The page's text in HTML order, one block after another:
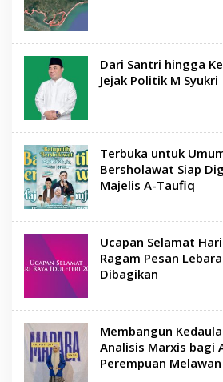
Dari Santri hingga
Jejak Politik M Syukri
Terbuka untuk
Bersholawat Siap
Majelis A-Taufiq
Ucapan Selamat
Ragam Pesan
Dibagikan
Membangun
Analisis Marxis bagi
Perempuan